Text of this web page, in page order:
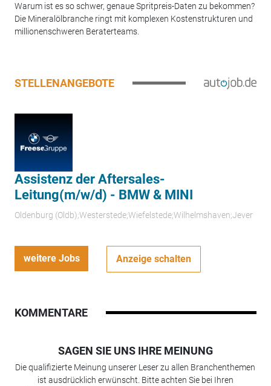
Warum ist es so schwer, genaue Spritpreis-Daten zu bekommen?
Die Mineralölbranche ringt mit komplexen Kostenstrukturen und
millionenschweren Beraterteams.
STELLENANGEBOTE
Assistenz der Aftersales-
Leitung(m/w/d) - BMW & MINI
Oldenburg (Oldb);Westerstede;Wiefelstede;Wilhelmshaven;Jever
weitere Jobs Anzeige schalten
KOMMENTARE
SAGEN SIE UNS IHRE MEINUNG
Die qualifizierte Meinung unserer Leser zu allen Branchenthemen
ist ausdrücklich erwünscht. Bitte achten Sie bei Ihren